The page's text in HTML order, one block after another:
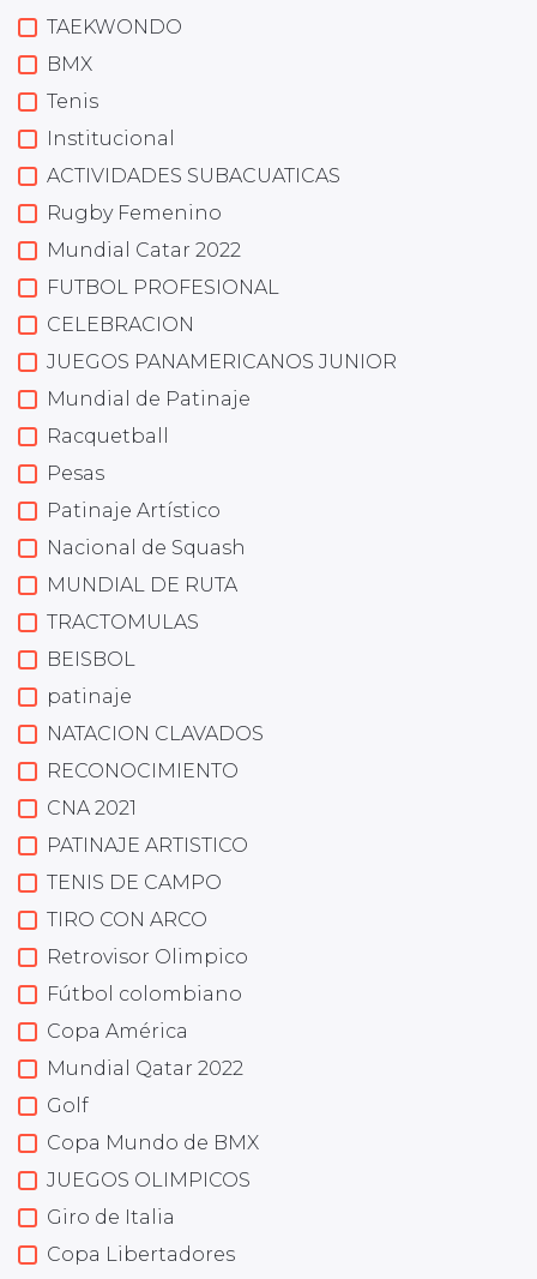
TAEKWONDO
BMX
Tenis
Institucional
ACTIVIDADES SUBACUATICAS
Rugby Femenino
Mundial Catar 2022
FUTBOL PROFESIONAL
CELEBRACION
JUEGOS PANAMERICANOS JUNIOR
Mundial de Patinaje
Racquetball
Pesas
Patinaje Artístico
Nacional de Squash
MUNDIAL DE RUTA
TRACTOMULAS
BEISBOL
patinaje
NATACION CLAVADOS
RECONOCIMIENTO
CNA 2021
PATINAJE ARTISTICO
TENIS DE CAMPO
TIRO CON ARCO
Retrovisor Olimpico
Fútbol colombiano
Copa América
Mundial Qatar 2022
Golf
Copa Mundo de BMX
JUEGOS OLIMPICOS
Giro de Italia
Copa Libertadores